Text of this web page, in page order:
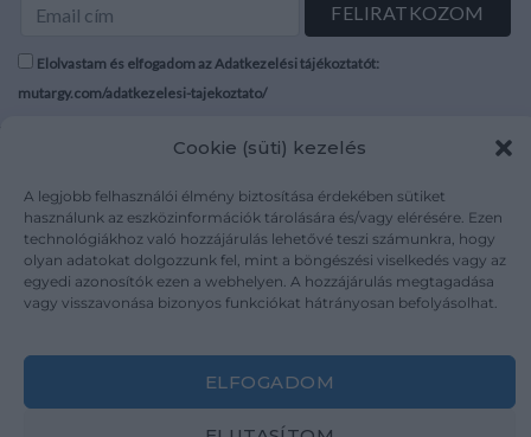
Cookie (süti) kezelés
A legjobb felhasználói élmény biztosítása érdekében sütiket
használunk az eszközinformációk tárolására és/vagy elérésére. Ezen
technológiákhoz való hozzájárulás lehetővé teszi számunkra, hogy
olyan adatokat dolgozzunk fel, mint a böngészési viselkedés vagy az
egyedi azonosítók ezen a webhelyen. A hozzájárulás megtagadása
vagy visszavonása bizonyos funkciókat hátrányosan befolyásolhat.
ELFOGADOM
Elolvastam és elfogadom az Adatkezelési tájékoztatót:
mutargy.com/adatkezelesi-tajekoztato/
Karrier
Kapcsolat
Áraink
Adatvédelem
Impresszum